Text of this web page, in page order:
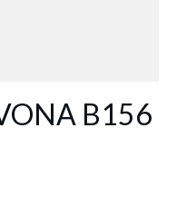
B156